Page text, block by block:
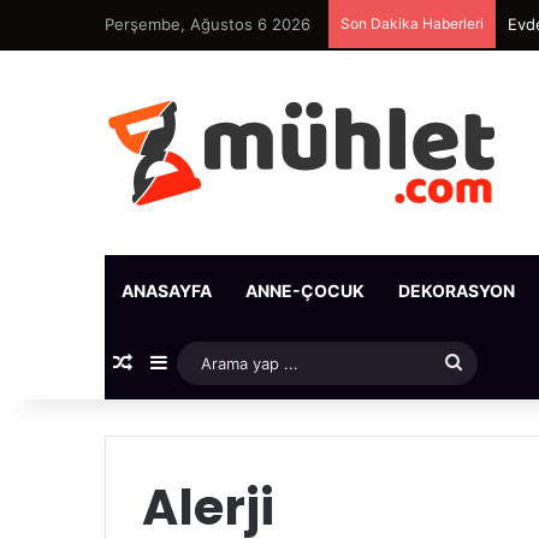
Perşembe, Ağustos 6 2026 Son Dakika Haberleri
ANASAYFA ANNE-ÇOCUK DEKORASYON
Rastgele Makale
Kenar Bölmesi
yap
Alerji